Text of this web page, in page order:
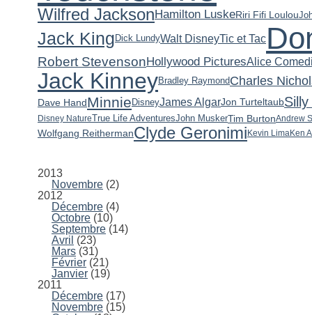
Wilfred JacksonHamilton LuskeRiri Fifi Loulou
Jack King Dick LundyWalt DisneyTic et Tac
Robert StevensonHollywood PicturesAlice
Jack KinneyBradley RaymondCharles
Dave HandMinnie DisneyJames AlgarJon Turteltaub
Disney Nature True Life AdventuresJohn MuskerTim BurtonAndrew
Wolfgang ReithermanClyde Geronimi Kevin LimaKen
2013
Novembre (2)
2012
Décembre (4)
Octobre (10)
Septembre (14)
Avril (23)
Mars (31)
Février (21)
Janvier (19)
2011
Décembre (17)
Novembre (15)